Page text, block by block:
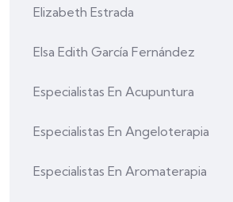
Elizabeth Estrada
Elsa Edith García Fernández
Especialistas En Acupuntura
Especialistas En Angeloterapia
Especialistas En Aromaterapia